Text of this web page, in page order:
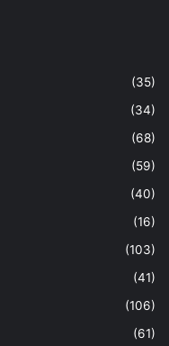
(35)
(34)
(68)
(59)
(40)
(16)
(103)
(41)
(106)
(61)